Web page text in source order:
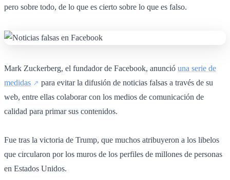
pero sobre todo, de lo que es cierto sobre lo que es falso.
Mark Zuckerberg, el fundador de Facebook, anunció una serie de
medidas
para evitar la difusión de noticias falsas a través de su
web, entre ellas colaborar con los medios de comunicación de
calidad para primar sus contenidos.
Fue tras la victoria de Trump, que muchos atribuyeron a los libelos
que circularon por los muros de los perfiles de millones de personas
en Estados Unidos.